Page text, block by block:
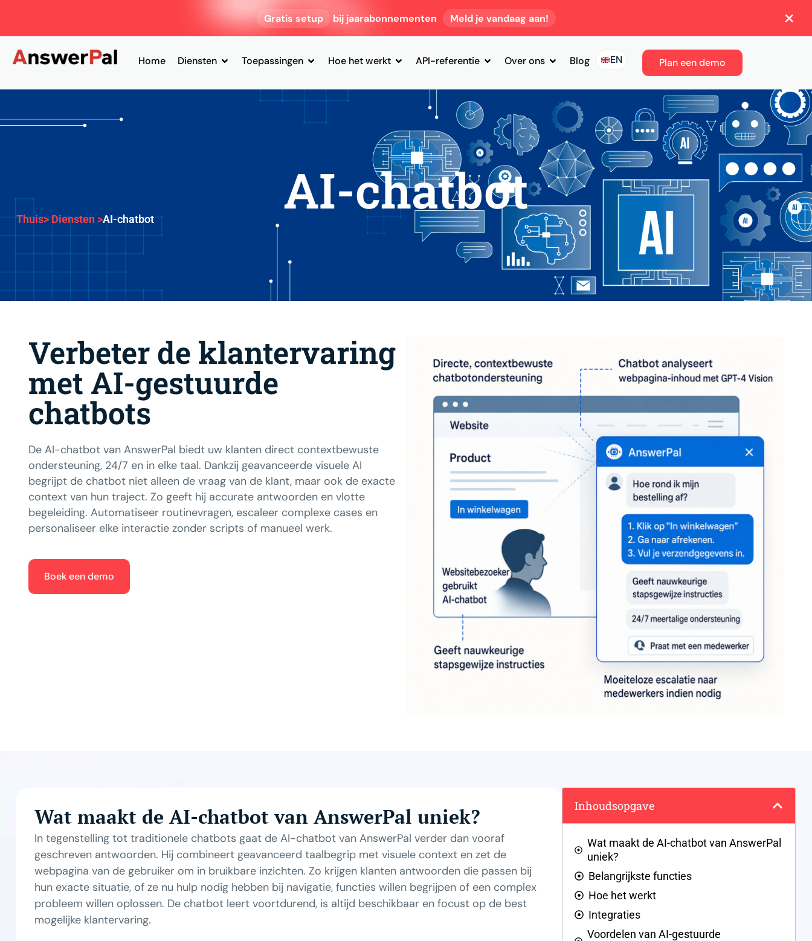
Gratis setup bij jaarabonnementen Meld je vandaag aan!
Home Diensten Toepassingen Hoe het werkt API-referentie Over ons Blog EN Plan een demo
AI-chatbot
Thuis> Diensten >AI-chatbot
Verbeter de klantervaring
met AI-gestuurde
chatbots
De AI-chatbot van AnswerPal biedt uw klanten direct contextbewuste
ondersteuning, 24/7 en in elke taal. Dankzij geavanceerde visuele AI
begrijpt de chatbot niet alleen de vraag van de klant, maar ook de exacte
context van hun traject. Zo geeft hij accurate antwoorden en vlotte
begeleiding. Automatiseer routinevragen, escaleer complexe cases en
personaliseer elke interactie zonder scripts of manueel werk.
Boek een demo
Wat maakt de AI-chatbot van AnswerPal uniek?
In tegenstelling tot traditionele chatbots gaat de AI-chatbot van AnswerPal verder dan vooraf
geschreven antwoorden. Hij combineert geavanceerd taalbegrip met visuele context en zet de
webpagina van de gebruiker om in bruikbare inzichten. Zo krijgen klanten antwoorden die passen bij
hun exacte situatie, of ze nu hulp nodig hebben bij navigatie, functies willen begrijpen of een complex
probleem willen oplossen. De chatbot leert voortdurend, is altijd beschikbaar en focust op de best
mogelijke klantervaring.
Inhoudsopgave
Wat maakt de AI-chatbot van AnswerPal
uniek?
Belangrijkste functies
Hoe het werkt
Integraties
Voordelen van AI-gestuurde